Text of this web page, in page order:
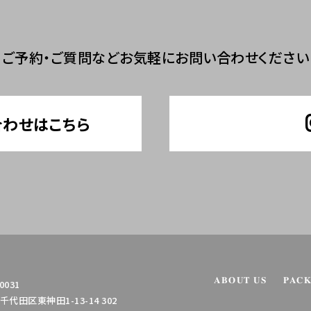
ご予約・ご質問などお気軽にお問い合わせください
せはこちら
代田区東神田1-13-14 302
ABOUT US